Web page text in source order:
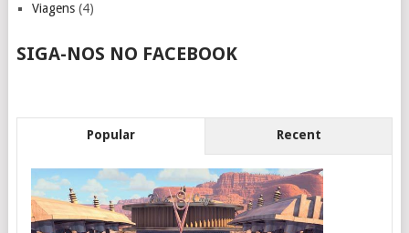
Viagens(4)
SIGA-NOS NO FACEBOOK
Popular Recent